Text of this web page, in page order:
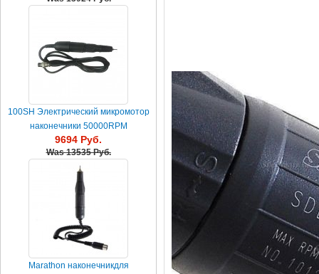
100SH Электрический микромотор
наконечники 50000RPM
9694 Руб.
Was13535 Руб.
Marathon наконечникдля